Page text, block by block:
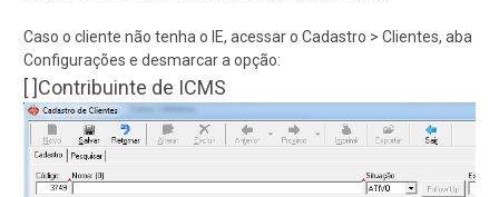
Caso o cliente não tenha o IE, acessar o Cadastro > Clientes, aba
Configurações e desmarcar a opção:
[ ]Contribuinte de ICMS